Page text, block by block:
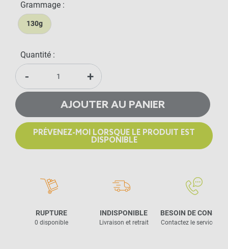
Grammage :
130g
Quantité :
- +
AJOUTER AU PANIER
PRÉVENEZ-MOI LORSQUE LE PRODUIT EST
DISPONIBLE
RUPTURE
0 disponible
INDISPONIBLE
Livraison et retrait
BESOIN DE CONSEIL
Contactez le service